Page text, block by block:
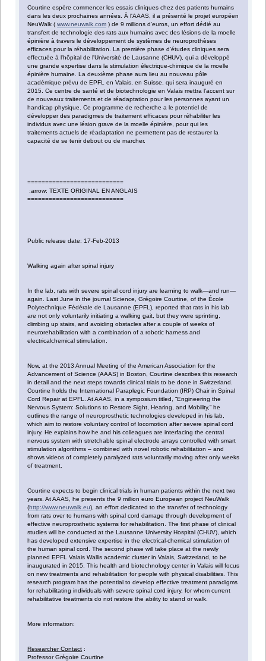
Courtine espère commencer les essais cliniques chez des patients humains
dans les deux prochaines années. À l'AAAS, il a présenté le projet européen
NeuWalk (www.neuwalk.com ) de 9 millions d'euros, un effort dédié au
transfert de technologie des rats aux humains avec des lésions de la moelle
épinière à travers le développement de systèmes de neuroprothèses
efficaces pour la réhabilitation. La première phase d'études cliniques sera
effectuée à l'hôpital de l'Université de Lausanne (CHUV), qui a développé
une grande expertise dans la stimulation électrique-chimique de la moelle
épinière humaine. La deuxième phase aura lieu au nouveau pôle
académique prévu de EPFL en Valais, en Suisse, qui sera inauguré en
2015. Ce centre de santé et de biotechnologie en Valais mettra l'accent sur
de nouveaux traitements et de réadaptation pour les personnes ayant un
handicap physique. Ce programme de recherche a le potentiel de
développer des paradigmes de traitement efficaces pour réhabiliter les
individus avec une lésion grave de la moelle épinière, pour qui les
traitements actuels de réadaptation ne permettent pas de restaurer la
capacité de se tenir debout ou de marcher.
===========================
:arrow: TEXTE ORIGINAL EN ANGLAIS
===========================
Public release date: 17-Feb-2013
Walking again after spinal injury
In the lab, rats with severe spinal cord injury are learning to walk—and run—
again. Last June in the journal Science, Grégoire Courtine, of the École
Polytechnique Fédérale de Lausanne (EPFL), reported that rats in his lab
are not only voluntarily initiating a walking gait, but they were sprinting,
climbing up stairs, and avoiding obstacles after a couple of weeks of
neurorehabilitation with a combination of a robotic harness and
electricalchemical stimulation.
Now, at the 2013 Annual Meeting of the American Association for the
Advancement of Science (AAAS) in Boston, Courtine describes this research
in detail and the next steps towards clinical trials to be done in Switzerland.
Courtine holds the International Paraplegic Foundation (IRP) Chair in Spinal
Cord Repair at EPFL. At AAAS, in a symposium titled, “Engineering the
Nervous System: Solutions to Restore Sight, Hearing, and Mobility,” he
outlines the range of neuroprosthetic technologies developed in his lab,
which aim to restore voluntary control of locomotion after severe spinal cord
injury. He explains how he and his colleagues are interfacing the central
nervous system with stretchable spinal electrode arrays controlled with smart
stimulation algorithms – combined with novel robotic rehabilitation – and
shows videos of completely paralyzed rats voluntarily moving after only weeks
of treatment.
Courtine expects to begin clinical trials in human patients within the next two
years. At AAAS, he presents the 9 million euro European project NeuWalk
(http://www.neuwalk.eu), an effort dedicated to the transfer of technology
from rats over to humans with spinal cord damage through development of
effective neuroprosthetic systems for rehabilitation. The first phase of clinical
studies will be conducted at the Lausanne University Hospital (CHUV), which
has developed extensive expertise in the electrical-chemical stimulation of
the human spinal cord. The second phase will take place at the newly
planned EPFL Valais Wallis academic cluster in Valais, Switzerland, to be
inaugurated in 2015. This health and biotechnology center in Valais will focus
on new treatments and rehabilitation for people with physical disabilities. This
research program has the potential to develop effective treatment paradigms
for rehabilitating individuals with severe spinal cord injury, for whom current
rehabilitative treatments do not restore the ability to stand or walk.
More information:
Researcher Contact :
Professor Grégoire Courtine